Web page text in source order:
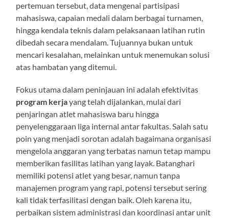
pertemuan tersebut, data mengenai partisipasi
mahasiswa, capaian medali dalam berbagai turnamen,
hingga kendala teknis dalam pelaksanaan latihan rutin
dibedah secara mendalam. Tujuannya bukan untuk
mencari kesalahan, melainkan untuk menemukan solusi
atas hambatan yang ditemui.
Fokus utama dalam peninjauan ini adalah efektivitas
program kerjayang telah dijalankan, mulai dari
penjaringan atlet mahasiswa baru hingga
penyelenggaraan liga internal antar fakultas. Salah satu
poin yang menjadi sorotan adalah bagaimana organisasi
mengelola anggaran yang terbatas namun tetap mampu
memberikan fasilitas latihan yang layak. Batanghari
memiliki potensi atlet yang besar, namun tanpa
manajemen program yang rapi, potensi tersebut sering
kali tidak terfasilitasi dengan baik. Oleh karena itu,
perbaikan sistem administrasi dan koordinasi antar unit